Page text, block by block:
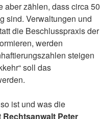
aber zählen, dass circa 50
sind. Verwaltungen und
die Beschlusspraxis der
werden
steigen
soll das
ist und was die
Rechtsanwalt Peter